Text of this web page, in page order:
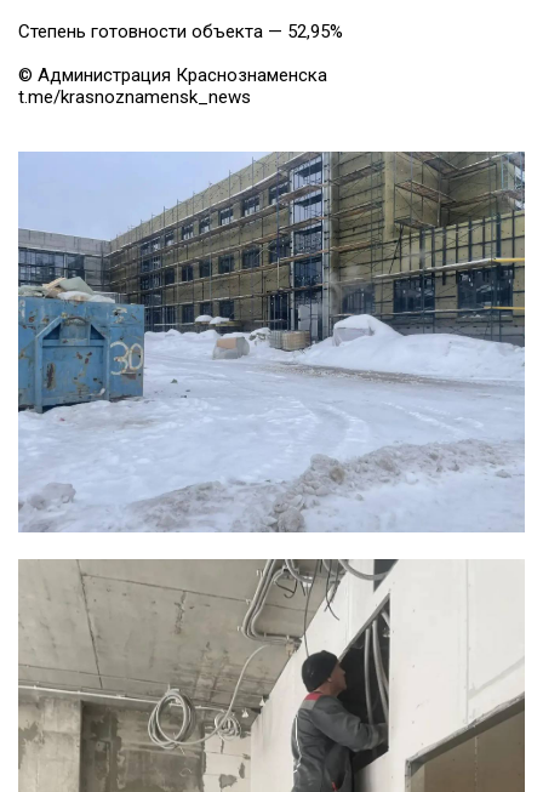
Степень готовности объекта — 52,95%
© Администрация Краснознаменска
t.me/krasnoznamensk_news